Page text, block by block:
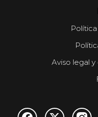
Aviso legal